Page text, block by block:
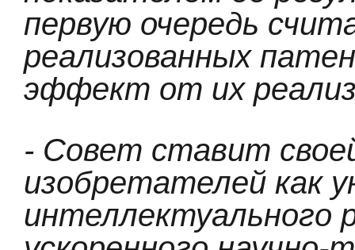
первую очередь
реализованных
эффект от их
- Совет ставит
изобретателей как
интеллектуального